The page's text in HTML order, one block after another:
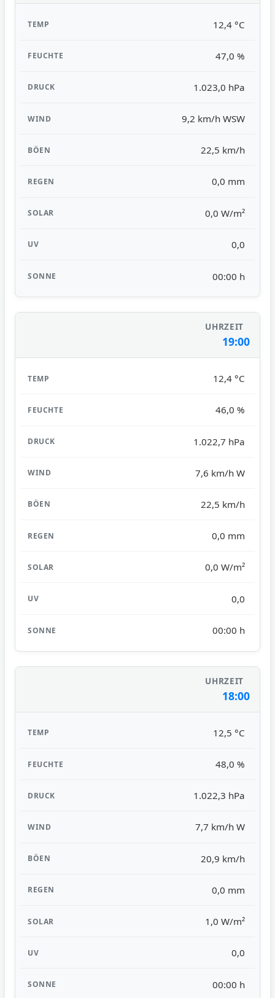
12,4 °C
47,0 %
1.023,0 hPa
9,2 km/h WSW
22,5 km/h
0,0 mm
0,0 W/m²
0,0
00:00 h
19:00
12,4 °C
46,0 %
1.022,7 hPa
7,6 km/h W
22,5 km/h
0,0 mm
0,0 W/m²
0,0
00:00 h
18:00
12,5 °C
48,0 %
1.022,3 hPa
7,7 km/h W
20,9 km/h
0,0 mm
1,0 W/m²
0,0
00:00 h